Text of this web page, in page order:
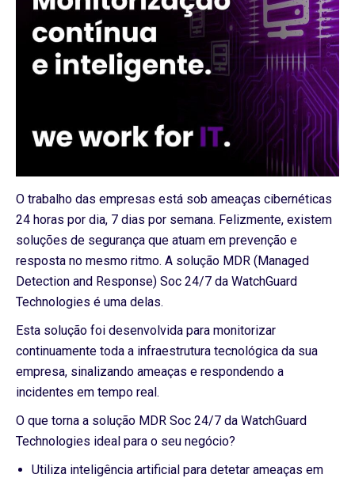
O trabalho das empresas está sob ameaças cibernéticas
24 horas por dia, 7 dias por semana. Felizmente, existem
soluções de segurança que atuam em prevenção e
resposta no mesmo ritmo. A solução MDR (Managed
Detection and Response) Soc 24/7 da WatchGuard
Technologies é uma delas.
Esta solução foi desenvolvida para monitorizar
continuamente toda a infraestrutura tecnológica da sua
empresa, sinalizando ameaças e respondendo a
incidentes em tempo real.
O que torna a solução MDR Soc 24/7 da WatchGuard
Technologies ideal para o seu negócio?
Utiliza inteligência artificial para detetar ameaças em